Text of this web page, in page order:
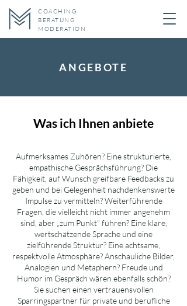
COACHING
BERATUNG
MODERATION
ANGEBOTE
Was ich Ihnen anbiete
Aufmerksames Zuhören? Eine strukturierte,
empathische Gesprächsführung? Die
Fähigkeit, auf Wunsch greifbare Feedbacks zu
geben und bei Gelegenheit nachdenkenswerte
Impulse zu vermitteln? Weiterführende
Fragen, die vielleicht nicht immer angenehm
sind, aber „zum Punkt“ führen? Eine klare,
wertschätzende Sprache und eine
zielführende Struktur? Eine achtsame,
respektvolle Atmosphäre? Anschauliche Bilder,
Analogien und Metaphern? Freude und
Humor im Gespräch wären ebenfalls schön?
Sie suchen einen vertrauensvollen
Sparringspartner für private und berufliche